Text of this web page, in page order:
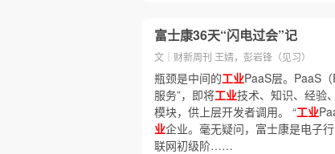
富士康36天“闪电过会”记
文｜财新周刊 王婧，彭岩锋（见习）
瓶颈是中间的工业PaaS层。PaaS
服务”，即将工业技术、知识、经验
模块，供上层开发者调用。 “工业
业企业。毫无疑问，富士康是电子
联网初级阶……